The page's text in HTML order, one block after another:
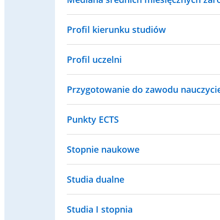
Profil kierunku studiów
Profil uczelni
Przygotowanie do zawodu
Punkty ECTS
Stopnie naukowe
Studia dualne
Studia I stopnia